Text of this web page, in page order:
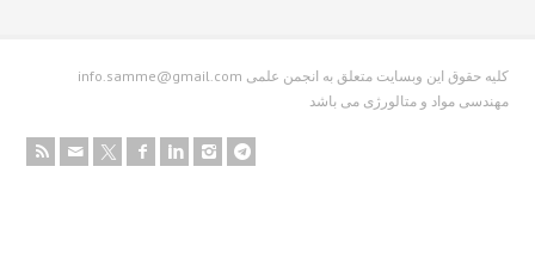
info.samme@gmail.com کلیه حقوق این وبسایت متعلق به انجمن علمی
مواد و متالورژی می باشد